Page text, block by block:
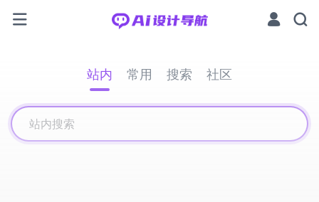
站内 常用 搜索 社区